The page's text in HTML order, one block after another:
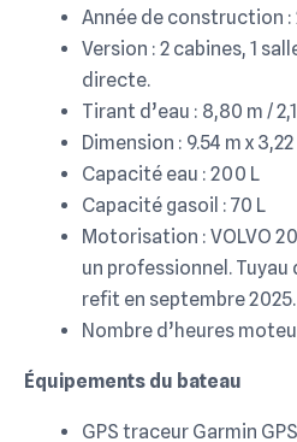
Année de construction :
Version : 2 cabines, 1
directe.
Tirant d’eau : 8,80 m /
Dimension : 9.54 m x 3,22
Capacité eau : 200 L
Capacité gasoil : 70 L
Motorisation : VOLVO
un professionnel.
refit en septembre
Nombre d’heures
Équipements du bateau
GPS traceur Garmin